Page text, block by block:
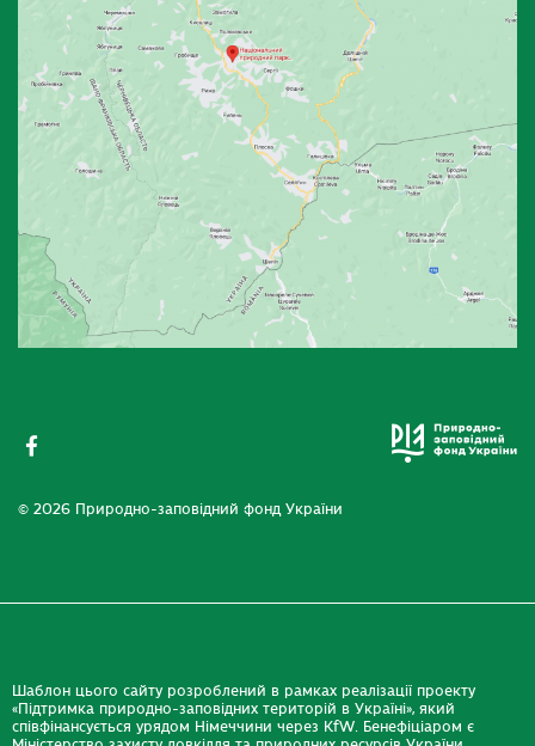
© 2026 Природно-заповідний фонд України
Шаблон цього сайту розроблений в рамках реалізації проекту
«Підтримка природно-заповідних територій в Україні», який
співфінансується урядом Німеччини через KfW. Бенефіціаром є